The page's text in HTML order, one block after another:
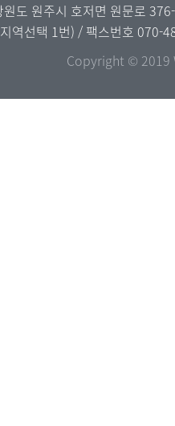
도 원주시 호저면 원문로
역선택 1번) / 팩스번호 070-
Copyright © 2019